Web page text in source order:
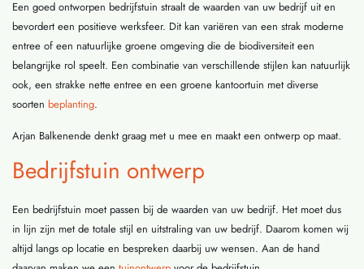
Een goed ontworpen bedrijfstuin straalt de waarden van uw bedrijf uit en
bevordert een positieve werksfeer. Dit kan variëren van een strak moderne
entree of een natuurlijke groene omgeving die de biodiversiteit een
belangrijke rol speelt. Een combinatie van verschillende stijlen kan natuurlijk
ook, een strakke nette entree en een groene kantoortuin met diverse
soorten beplanting.
Arjan Balkenende denkt graag met u mee en maakt een ontwerp op maat.
Bedrijfstuin ontwerp
Een bedrijfstuin moet passen bij de waarden van uw bedrijf. Het moet dus
in lijn zijn met de totale stijl en uitstraling van uw bedrijf. Daarom komen wij
altijd langs op locatie en bespreken daarbij uw wensen. Aan de hand